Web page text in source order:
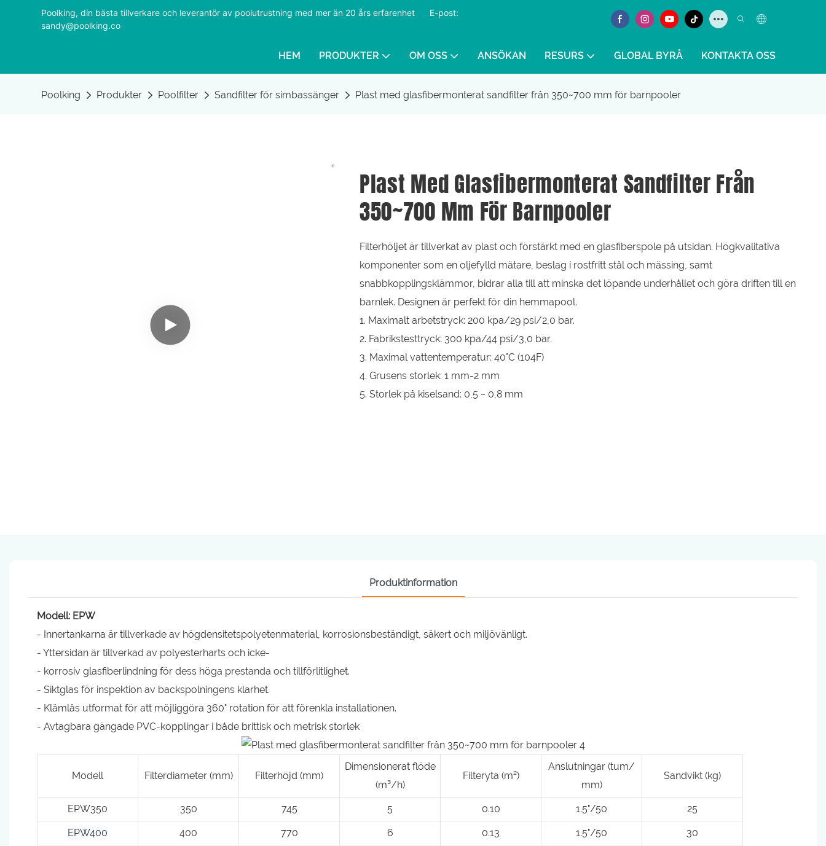
Poolking, din bästa tillverkare och leverantör av poolutrustning med mer än 20 års erfarenhet
E-post:
sandy@poolking.co
HEM PRODUKTER OM OSS ANSÖKAN RESURS GLOBAL BYRÅ KONTAKTA OSS
Poolking Produkter Poolfilter Sandfilter för simbassänger Plast med glasfibermonterat sandfilter från 350~700 mm för barnpooler
Plast Med Glasfibermonterat Sandfilter Från
350~700 Mm För Barnpooler
Filterhöljet är tillverkat av plast och förstärkt med en glasfiberspole på utsidan. Högkvalitativa
komponenter som en oljefylld mätare, beslag i rostfritt stål och mässing, samt
snabbkopplingsklämmor, bidrar alla till att minska det löpande underhållet och göra driften till en
barnlek. Designen är perfekt för din hemmapool.
1. Maximalt arbetstryck: 200 kpa/29 psi/2,0 bar.
2. Fabrikstesttryck: 300 kpa/44 psi/3,0 bar.
3. Maximal vattentemperatur: 40°C (104F)
4. Grusens storlek: 1 mm-2 mm
5. Storlek på kiselsand: 0,5 ~ 0,8 mm
Produktinformation
Modell: EPW
- Innertankarna är tillverkade av högdensitetspolyetenmaterial, korrosionsbeständigt, säkert och miljövänligt.
- Yttersidan är tillverkad av polyesterharts och icke-
- korrosiv glasfiberlindning för dess höga prestanda och tillförlitlighet.
- Siktglas för inspektion av backspolningens klarhet.
- Klämlås utformat för att möjliggöra 360° rotation för att förenkla installationen.
- Avtagbara gängade PVC-kopplingar i både brittisk och metrisk storlek
Modell Filterdiameter (mm) Filterhöjd (mm)
Dimensionerat flöde
(m³/h)
Filteryta (m²)
Anslutningar (tum/
mm)
Sandvikt (kg)
EPW350 350 745 5 0.10 1.5"/50 25
EPW400 400 770 6 0.13 1.5"/50 30